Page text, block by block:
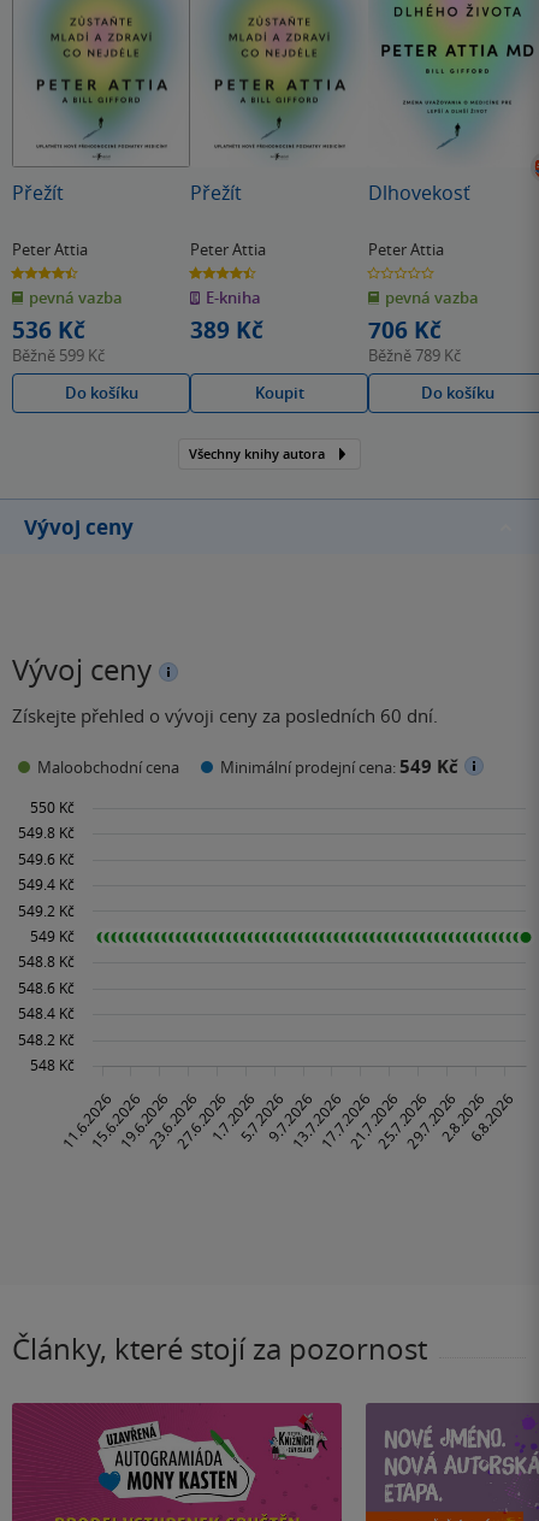
Přežít
Peter Attia
4.4
z
5
hvězdiček
pevná vazba
536 Kč
Běžně 599 Kč
Do košíku
Přežít
Peter Attia
4.4
z
5
hvězdiček
E-kniha
389 Kč
Koupit
Dlhovekosť
Peter Attia
0.0
z
5
hvězdiček
pevná vazba
706 Kč
Běžně789 Kč
Do košíku
Všechny knihy autora
Vývoj ceny
Vývoj ceny
Získejte přehled o vývoji ceny za posledních 60 dní.
Maloobchodní cena Minimální prodejní cena:549 Kč
Články, které stojí za pozornost